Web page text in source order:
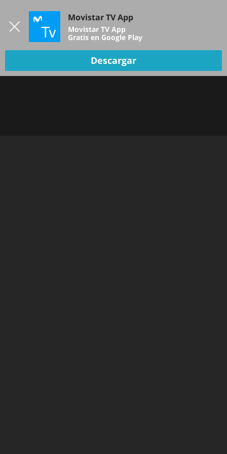
TV EN VIVO
Movistar TV App
Movistar TV App
Gratis en Google Play
Descargar